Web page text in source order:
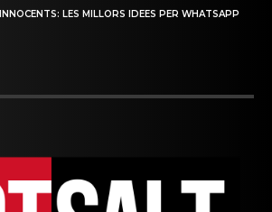
LES MILLORS IDEES PER WHATSAPP